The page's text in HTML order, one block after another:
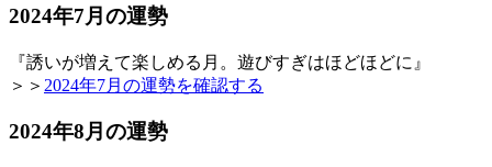
2024年7月の運勢
『誘いが増えて楽しめる月。遊びすぎはほどほどに』
＞＞ 2024年7月の運勢を確認する
2024年8月の運勢